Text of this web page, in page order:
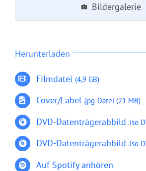
Bildergalerie
Herunterladen
Filmdatei (4,9 GB)
Cover/Label .jpg-Datei (21 MB)
DVD-Datenträgerabbild .iso
DVD-Datenträgerabbild .iso
Auf Spotify anhören